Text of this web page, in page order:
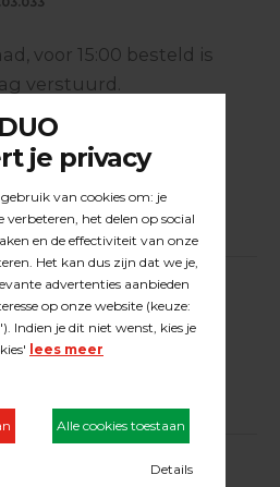
voor 15:00 besteld is
verstuurd.
in NL vanaf €200,-
te zien.
mm. -breed- Precision-
prijs per stuk